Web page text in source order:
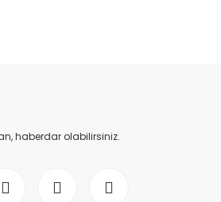
haberdar olabilirsiniz.